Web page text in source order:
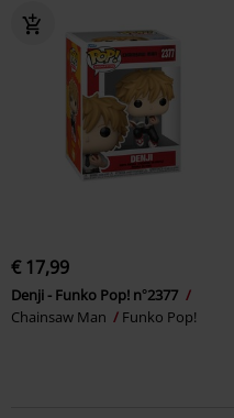
€ 17,99
Denji - Funko Pop! n°2377
Chainsaw Man
Funko Pop!